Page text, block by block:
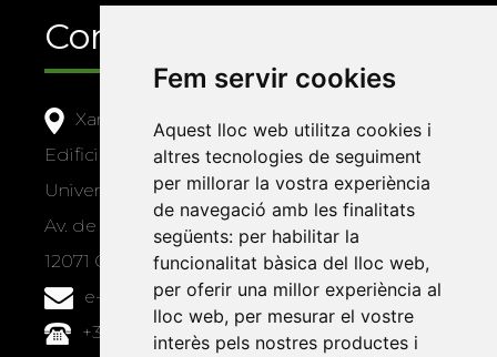
Fem servir cookies
Aquest lloc web utilitza cookies i
altres tecnologies de seguiment
per millorar la vostra experiència
de navegació amb les finalitats
següents: per habilitar la
funcionalitat bàsica del lloc web,
per oferir una millor experiència al
lloc web, per mesurar el vostre
interès pels nostres productes i
Contacte
Xarxa Vives d'Universitats
Edifici Àgora
Universitat Jaume I, local 10
Av. de Vicent Sos Baynat, s/n
12071 Castelló de la Plana
e-buc@vives.org
+34 964 72 89 93